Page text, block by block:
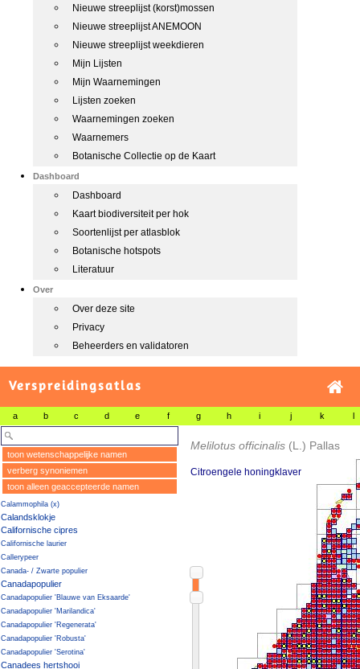
Nieuwe streeplijst (korst)mossen
Nieuwe streeplijst ANEMOON
Nieuwe streeplijst weekdieren
Mijn Lijsten
Mijn Waarnemingen
Lijsten zoeken
Waarnemingen zoeken
Waarnemers
Botanische Collectie op de Kaart
Dashboard
Dashboard
Kaart biodiversiteit per hok
Soortenlijst per atlasblok
Botanische hotspots
Literatuur
Over
Over deze site
Privacy
Beheerders en validatoren
Verspreidingsatlas
a b c d e f g h i j k l
toon wetenschappelijke namen
verberg synoniemen
toon alleen geaccepteerde namen
Calammophila (x)
Calandsklokje
Californische cipres
Californische laurier
Callerypeer
Canada- / Zwarte populier
Canadapopulier
Canadapopulier 'Blauwe van Eksaarde'
Canadapopulier 'Marilandica'
Canadapopulier 'Regenerata'
Canadapopulier 'Robusta'
Canadapopulier 'Serotina'
Canadees hertshooi
Melilotus officinalis (L.) Pallas
Citroengele honingklaver